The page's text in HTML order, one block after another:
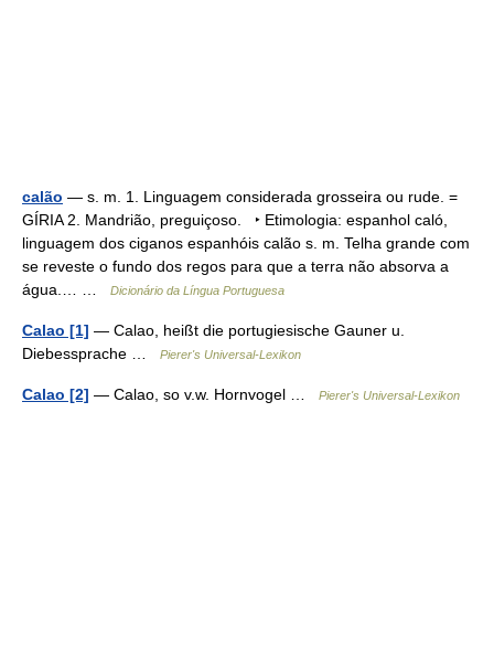
calão — s. m. 1. Linguagem considerada grosseira ou rude. =
GÍRIA 2. Mandrião, preguiçoso. ‣ Etimologia: espanhol caló,
linguagem dos ciganos espanhóis calão s. m. Telha grande com
se reveste o fundo dos regos para que a terra não absorva a
água.… …
Dicionário da Língua Portuguesa
Calao [1] — Calao, heißt die portugiesische Gauner u.
Diebessprache …
Pierer's Universal-Lexikon
Calao [2] — Calao, so v.w. Hornvogel … Pierer's Universal-Lexikon